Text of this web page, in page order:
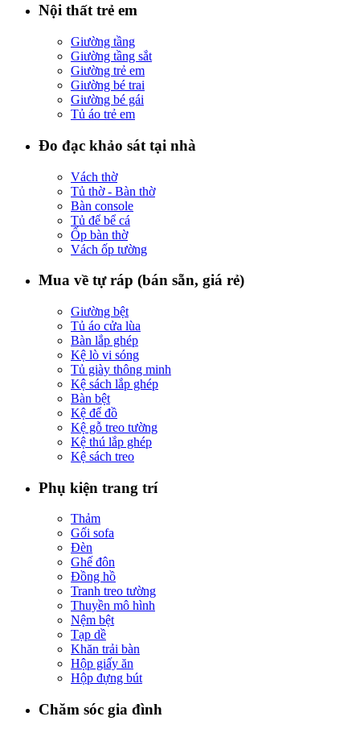
Nội thất trẻ em
Giường tầng
Giường tầng sắt
Giường trẻ em
Giường bé trai
Giường bé gái
Tủ áo trẻ em
Đo đạc khảo sát tại nhà
Vách thờ
Tủ thờ - Bàn thờ
Bàn console
Tủ để bể cá
Ốp bàn thờ
Vách ốp tường
Mua về tự ráp (bán sẵn, giá rẻ)
Giường bệt
Tủ áo cửa lùa
Bàn lắp ghép
Kệ lò vi sóng
Tủ giày thông minh
Kệ sách lắp ghép
Bàn bệt
Kệ để đồ
Kệ gỗ treo tường
Kệ thú lắp ghép
Kệ sách treo
Phụ kiện trang trí
Thảm
Gối sofa
Đèn
Ghế đôn
Đồng hồ
Tranh treo tường
Thuyền mô hình
Nệm bệt
Tạp dề
Khăn trải bàn
Hộp giấy ăn
Hộp đựng bút
Chăm sóc gia đình